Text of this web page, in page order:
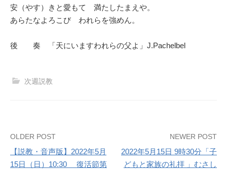
安（やす）きと愛もて 満たしたまえや。
あらたなよろこび われらを強めん。
後 奏 「天にいますわれらの父よ」J.Pachelbel
次週説教
Post
navigation
OLDER POST
【説教・音声版】2022年5月
15日（日）10:30 復活節第
NEWER POST
2022年5月15日 9時30分「子
どもと家族の礼拝 」むさし